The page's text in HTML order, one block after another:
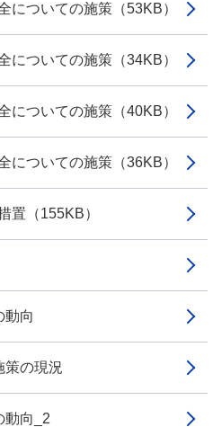
ついての施策（53KB）
ついての施策（34KB）
ついての施策（40KB）
ついての施策（36KB）
置（155KB）
向
の現況
向_2